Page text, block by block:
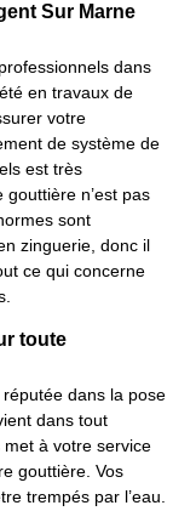
Sur Marne
dans
en travaux de
votre
de système de
est très
n’est pas
sont
zinguerie, donc il
ce qui concerne
toute
dans la pose
dans tout
à votre service
gouttière. Vos
trempés par l’eau.